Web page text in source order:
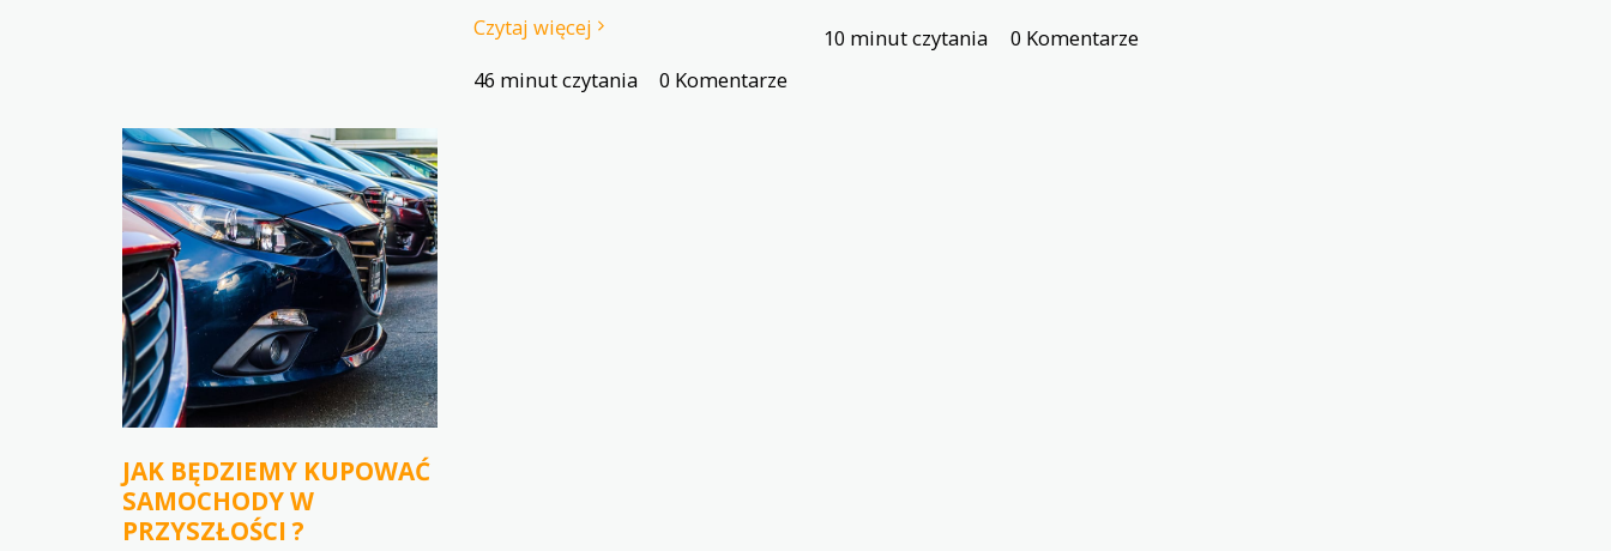
Czytaj więcej
46 minut czytania
0 Komentarze
10 minut czytania
0 Komentarze
JAK BĘDZIEMY KUPOWAĆ
SAMOCHODY W
PRZYSZŁOŚCI ?